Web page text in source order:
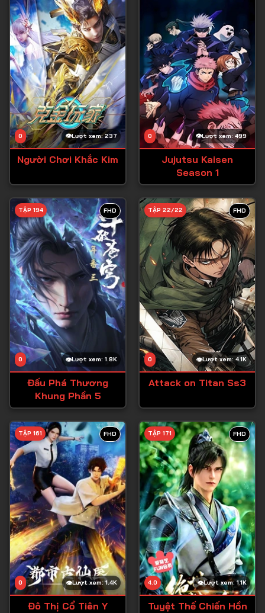
Lượt xem: 237
0
Người Chơi Khắc Kim
Lượt xem: 499
0
Jujutsu Kaisen
Season 1
FHD
Lượt xem: 1.8K
0
TẬP 194
Đấu Phá Thương
Khung Phần 5
FHD
Lượt xem: 4.1K
0
TẬP 22/22
Attack on Titan Ss3
FHD
Lượt xem: 1.4K
0
TẬP 161
Đô Thị Cổ Tiên Y
FHD
Lượt xem: 1.1K
4.0
TẬP 171
Tuyệt Thế Chiến Hồn